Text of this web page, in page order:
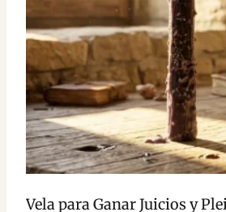
Vela para Ganar Juicios y